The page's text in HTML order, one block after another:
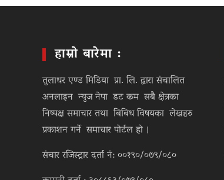
हाम्रो बारेमा :
तुलाधर एण्ड मिडिया प्रा. लि. द्वारा संचालित
अनलाइन न्युज नेपा डट कम सबै क्षेत्रका
निष्पक्ष समाचार तथा बिबिध विषयका लेखहरु
प्रकाशन गर्ने समाचार पोर्टल हो ।
संचार रजिस्ट्रार दर्ता नं: ००१९०/०७९/०८०